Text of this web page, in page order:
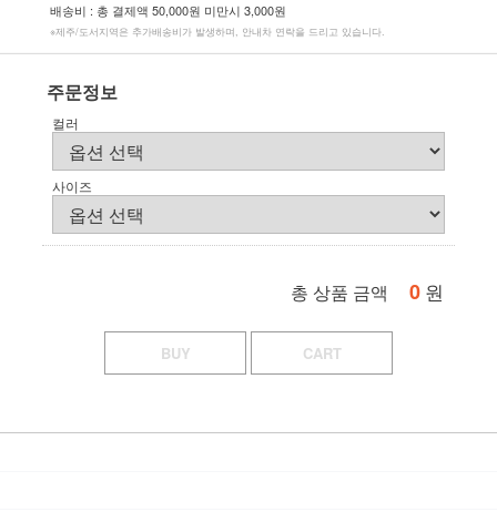
배송비 : 총 결제액 50,000원 미만시 3,000원
※제주/도서지역은 추가배송비가 발생하며, 안내차 연락을 드리고 있습니다.
주문정보
컬러
사이즈
총 상품 금액 0 원
BUY CART